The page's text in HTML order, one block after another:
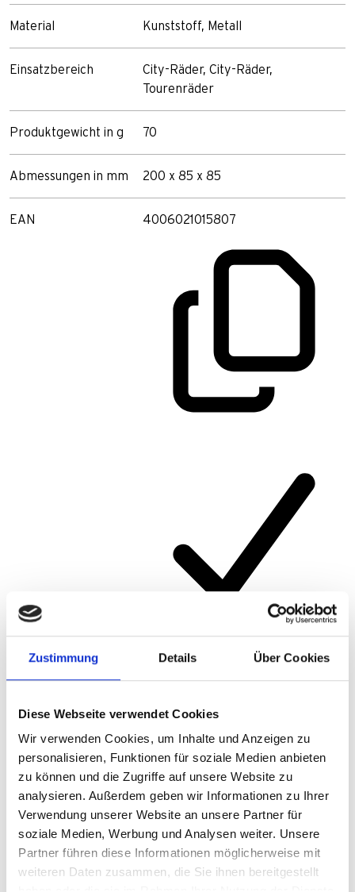
Zustimmung Details Über Cookies
Diese Webseite verwendet Cookies
Wir verwenden Cookies, um Inhalte und Anzeigen zu
personalisieren, Funktionen für soziale Medien anbieten
zu können und die Zugriffe auf unsere Website zu
analysieren. Außerdem geben wir Informationen zu Ihrer
Verwendung unserer Website an unsere Partner für
soziale Medien, Werbung und Analysen weiter. Unsere
Partner führen diese Informationen möglicherweise mit
weiteren Daten zusammen, die Sie ihnen bereitgestellt
Material Kunststoff, Metall
Einsatzbereich
City-Räder, City-Räder,
Tourenräder
Produktgewicht in g 70
Abmessungen in mm 200 x 85 x 85
EAN 4006021015807
Artikelnummer